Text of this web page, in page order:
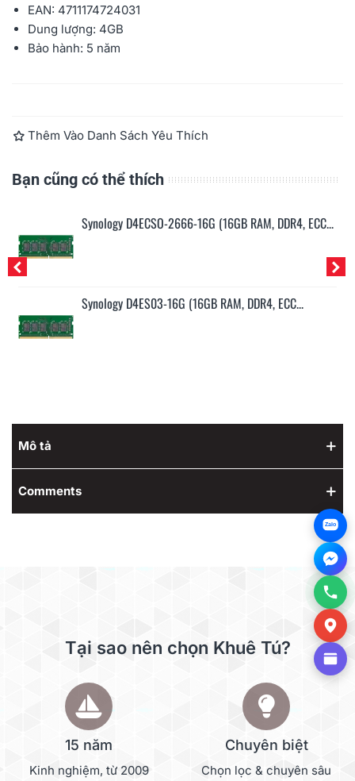
EAN: 4711174724031
Dung lượng: 4GB
Bảo hành: 5 năm
Thêm Vào Danh Sách Yêu Thích
Bạn cũng có thể thích
Synology D4ECSO-2666-16G (16GB RAM, DDR4, ECC...
Synology D4ES03-16G (16GB RAM, DDR4, ECC...
Mô tả
Comments
Tại sao nên chọn Khuê Tú?
15 năm
Kinh nghiệm, từ 2009
Chuyên biệt
Chọn lọc & chuyên sâu
Zalo